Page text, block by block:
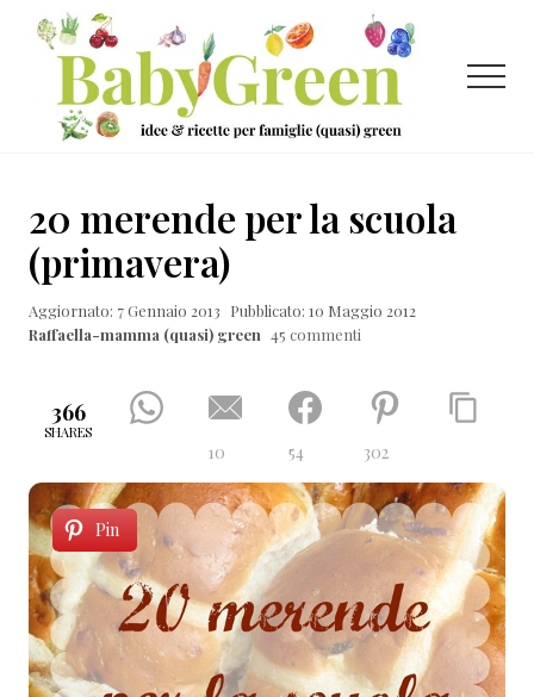
Menu
Passa
contenuto
principale
Passa
laterale
primaria
Passa
ricette
per
famiglie
Menu
20 merende per la scuola
(primavera)
Aggiornato: 7 Gennaio 2013 Pubblicato: 10 Maggio 2012
Raffaella-mamma (quasi) green 45 commenti
366
SHARES
10 54 302
Pin